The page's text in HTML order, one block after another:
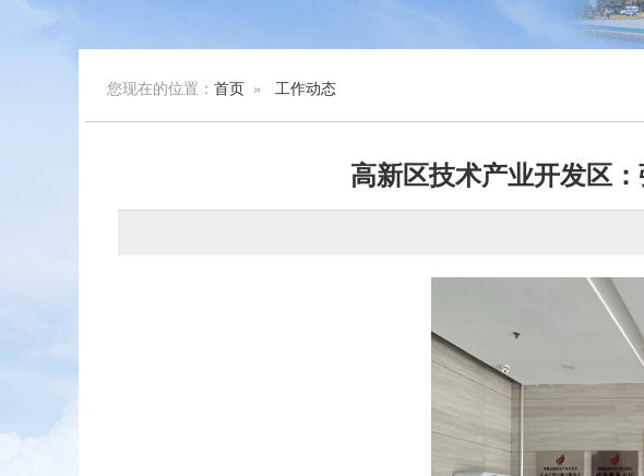
您现在的位置： 首页 » 工作动态
高新区技术产业开发区